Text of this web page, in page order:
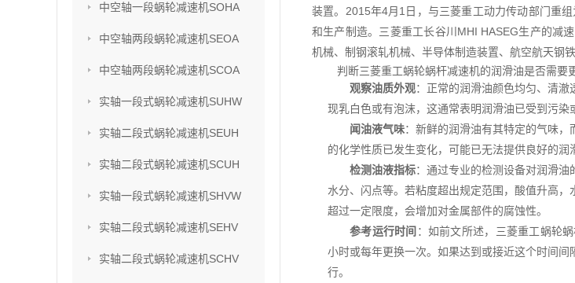
中空轴一段蜗轮减速机SOHA
中空轴两段蜗轮减速机SEOA
中空轴两段蜗轮减速机SCOA
实轴一段式蜗轮减速机SUHW
实轴二段式蜗轮减速机SEUH
实轴二段式蜗轮减速机SCUH
实轴一段式蜗轮减速机SHVW
实轴二段式蜗轮减速机SEHV
实轴二段式蜗轮减速机SCHV
装置。2015年4月1日，与三菱重工动力传动部门重
和生产制造。三菱重工长谷川MHI HASEG生产的减
机械、制钢滚轧机械、半导体制造装置、航空航天钢
判断三菱重工蜗轮蜗杆减速机的润滑油是否需要
观察油质外观：正常的润滑油颜色均匀、清
现乳白色或有泡沫，这通常表明润滑油已受到污染
闻油液气味：新鲜的润滑油有其特定的气味
的化学性质已发生变化，可能已无法提供良好的润
检测油液指标：通过专业的检测设备对润滑油
水分、闪点等。若粘度超出规定范围，酸值升高
超过一定限度，会增加对金属部件的腐蚀性。
参考运行时间 ：如前文所述，三菱重工蜗轮
小时或每年更换一次。如果达到或接近这个时间
行。